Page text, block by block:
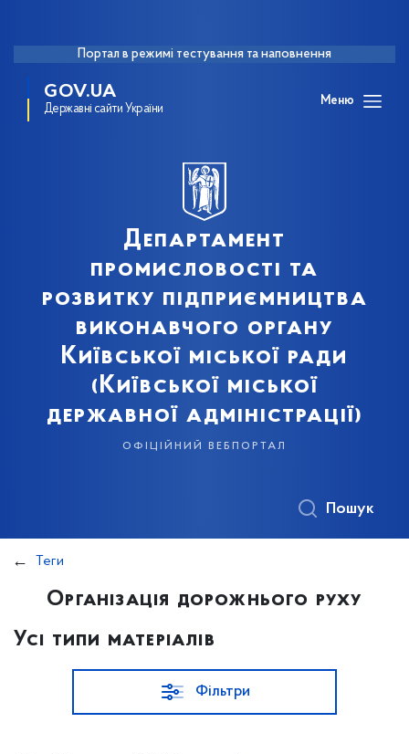
Портал в режимі тестування та наповнення
GOV.UA
Державні сайти України
Меню
Департамент
промисловості та
розвитку підприємництва
виконавчого органу
Київської міської ради
(Київської міської
державної адміністрації)
офіційний вебпортал
Пошук
Теги
Організація дорожнього руху
Усі типи матеріалів
Фільтри